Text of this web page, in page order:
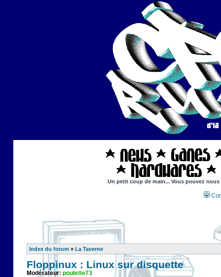
Un petit coup de main... Vous pouvez
Index du forum » La Taverne
Floppinux : Linux sur disquette
Modérateur: poulette73